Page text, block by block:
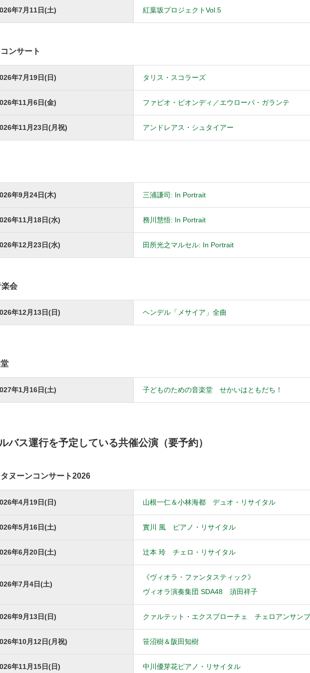
年7月11日(土) 紅葉坂プロジェクトVol.5
ンサート
年7月19日(日) タリス・スコラーズ
年11月6日(金) ファビオ・ビオンディ／エウローパ・ガランテ
年11月23日(月祝) アンドレアス・シュタイアー
年9月24日(木) 三浦謙司: In Portrait
年11月18日(水) 務川慧悟: In Portrait
年12月23日(水) 田所光之マルセル: In Portrait
会
年12月13日(日) ヘンデル「メサイア」全曲
年1月16日(土) 子どものための音楽堂 せかいはともだち！
バス運行を予定している共催公演（要予約）
ヌーンコンサート2026
年4月19日(日) 山根一仁＆小林海都 デュオ・リサイタル
年5月16日(土) 實川 風 ピアノ・リサイタル
年6月20日(土) 辻本 玲 チェロ・リサイタル
年7月4日(土)
《ヴィオラ・ファンタスティック》
ヴィオラ演奏集団 SDA48 須田祥子
年9月13日(日) クァルテット・エクスプローチェ チェロアンサン
年10月12日(月祝) 笹沼樹＆阪田知樹
年11月15日(日) 中川優芽花ピアノ・リサイタル